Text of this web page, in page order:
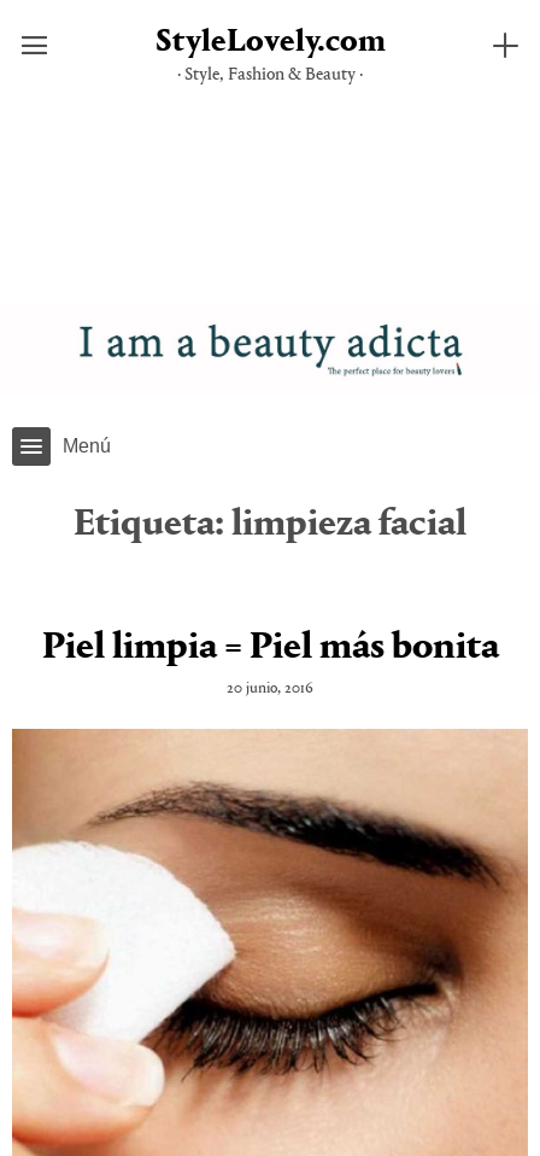
StyleLovely.com
· Style, Fashion & Beauty ·
Menú
Etiqueta: limpieza facial
Piel limpia = Piel más bonita
20 junio, 2016